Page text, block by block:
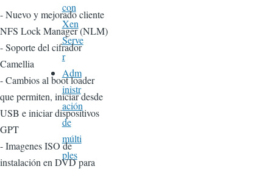
- Nuevo y mejorado cliente
NFS Lock Manager (NLM)
- Soporte del cifrador
Camellia
- Cambios al boot loader
que permiten, iniciar desde
USB e iniciar dispositivos
GPT
- Imagenes ISO de
instalación en DVD para
con
Xen
Serve
r
Adm
inistr
ación
de
múlti
ples